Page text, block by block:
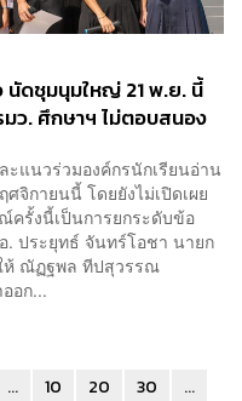
นัดชุมนุมใหญ่​ 21 ​พ.ย. นี้
มว. ศึกษาฯ ไม่ตอบสนอง
แนวร่วมองค์กรนักเรียนอ่าน
กายนนี้ โดยยังไม่เปิดเผย
ครั้งนี้​เป็นการยกระดับข้อ
. ประยุทธ์​ จันทร์โอชา​ นายก
ให้ ณัฏฐพล ทีปสุวรรณ
อก...
... 10 20 30
...